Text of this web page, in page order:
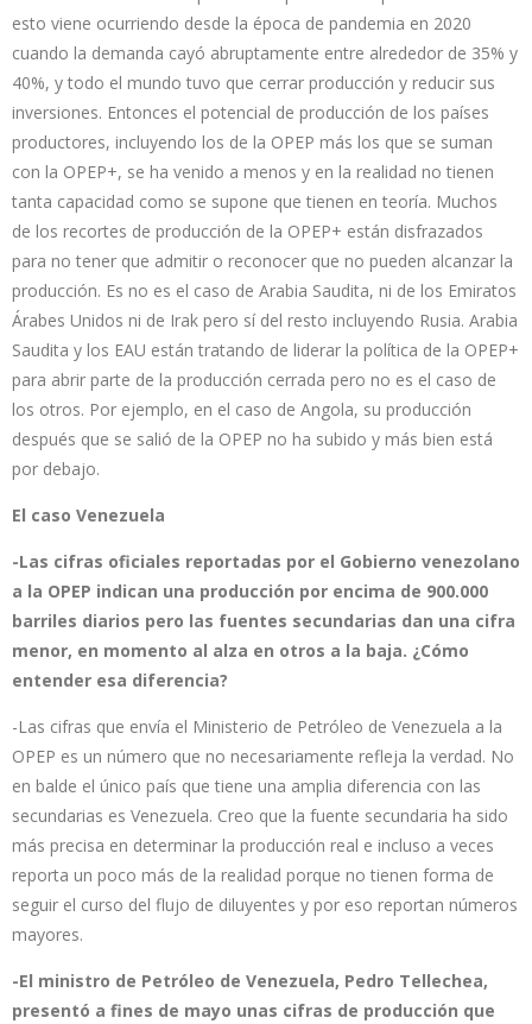
esto viene ocurriendo desde la época de pandemia en 2020
cuando la demanda cayó abruptamente entre alrededor de 35% y
40%, y todo el mundo tuvo que cerrar producción y reducir sus
inversiones. Entonces el potencial de producción de los países
productores, incluyendo los de la OPEP más los que se suman
con la OPEP+, se ha venido a menos y en la realidad no tienen
tanta capacidad como se supone que tienen en teoría. Muchos
de los recortes de producción de la OPEP+ están disfrazados
para no tener que admitir o reconocer que no pueden alcanzar la
producción. Es no es el caso de Arabia Saudita, ni de los Emiratos
Árabes Unidos ni de Irak pero sí del resto incluyendo Rusia. Arabia
Saudita y los EAU están tratando de liderar la política de la OPEP+
para abrir parte de la producción cerrada pero no es el caso de
los otros. Por ejemplo, en el caso de Angola, su producción
después que se salió de la OPEP no ha subido y más bien está
por debajo.
El caso Venezuela
-Las cifras oficiales reportadas por el Gobierno venezolano
a la OPEP indican una producción por encima de 900.000
barriles diarios pero las fuentes secundarias dan una cifra
menor, en momento al alza en otros a la baja. ¿Cómo
entender esa diferencia?
-Las cifras que envía el Ministerio de Petróleo de Venezuela a la
OPEP es un número que no necesariamente refleja la verdad. No
en balde el único país que tiene una amplia diferencia con las
secundarias es Venezuela. Creo que la fuente secundaria ha sido
más precisa en determinar la producción real e incluso a veces
reporta un poco más de la realidad porque no tienen forma de
seguir el curso del flujo de diluyentes y por eso reportan números
mayores.
-El ministro de Petróleo de Venezuela, Pedro Tellechea,
presentó a fines de mayo unas cifras de producción que